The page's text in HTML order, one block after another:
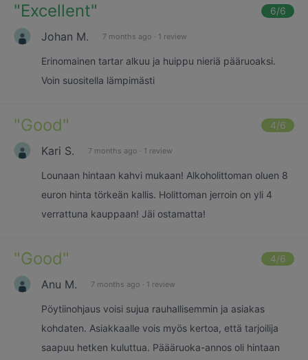
"Excellent" 6/6
Johan M. 7 months ago · 1 review
Erinomainen tartar alkuu ja huippu nieriä pääruoaksi.
Voin suositella lämpimästi
"Good" 4/6
Kari S. 7 months ago · 1 review
Lounaan hintaan kahvi mukaan! Alkoholittoman oluen 8
euron hinta törkeän kallis. Holittoman jerroin on yli 4
verrattuna kauppaan! Jäi ostamatta!
"Good" 4/6
Anu M. 7 months ago · 1 review
Pöytiinohjaus voisi sujua rauhallisemmin ja asiakas
kohdaten. Asiakkaalle vois myös kertoa, että tarjoilija
saapuu hetken kuluttua. Päääruoka-annos oli hintaan